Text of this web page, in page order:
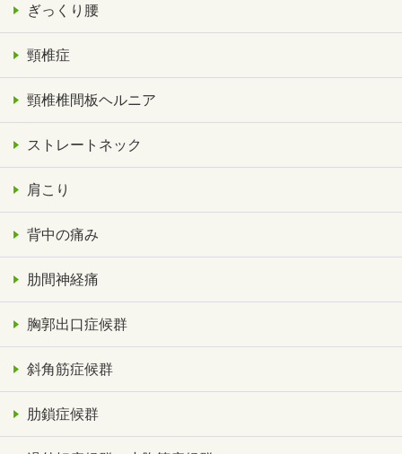
ぎっくり腰
頸椎症
頸椎椎間板ヘルニア
ストレートネック
肩こり
背中の痛み
肋間神経痛
胸郭出口症候群
斜角筋症候群
肋鎖症候群